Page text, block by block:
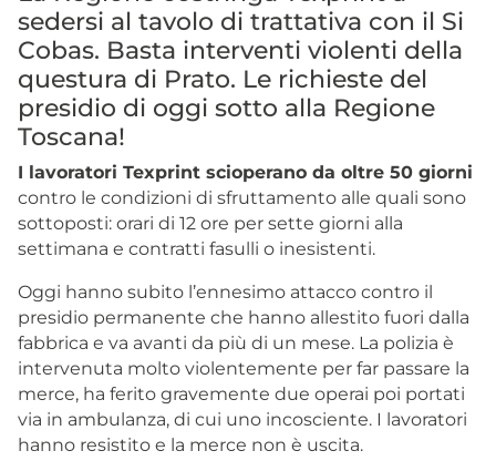
sedersi al tavolo di trattativa con il Si
Cobas. Basta interventi violenti della
questura di Prato. Le richieste del
presidio di oggi sotto alla Regione
Toscana!
I lavoratori Texprint scioperano da oltre 50 giorni
contro le condizioni di sfruttamento alle quali sono
sottoposti: orari di 12 ore per sette giorni alla
settimana e contratti fasulli o inesistenti.
Oggi hanno subito l’ennesimo attacco contro il
presidio permanente che hanno allestito fuori dalla
fabbrica e va avanti da più di un mese. La polizia è
intervenuta molto violentemente per far passare la
merce, ha ferito gravemente due operai poi portati
via in ambulanza, di cui uno incosciente. I lavoratori
hanno resistito e la merce non è uscita.